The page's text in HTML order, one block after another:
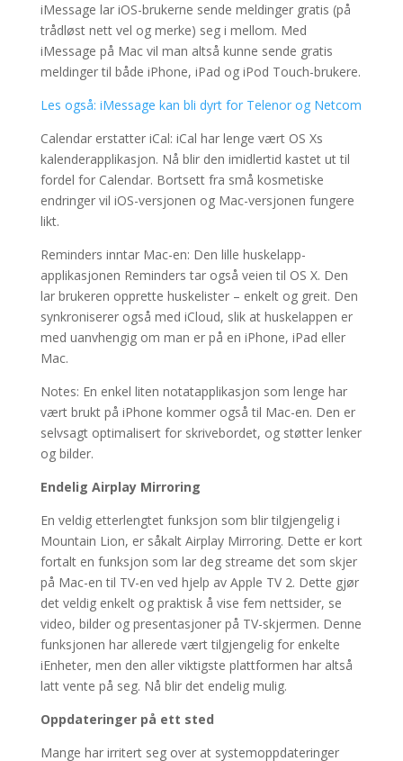
iMessage lar iOS-brukerne sende meldinger gratis (på
trådløst nett vel og merke) seg i mellom. Med
iMessage på Mac vil man altså kunne sende gratis
meldinger til både iPhone, iPad og iPod Touch-brukere.
Les også: iMessage kan bli dyrt for Telenor og Netcom
Calendar erstatter iCal: iCal har lenge vært OS Xs
kalenderapplikasjon. Nå blir den imidlertid kastet ut til
fordel for Calendar. Bortsett fra små kosmetiske
endringer vil iOS-versjonen og Mac-versjonen fungere
likt.
Reminders inntar Mac-en: Den lille huskelapp-
applikasjonen Reminders tar også veien til OS X. Den
lar brukeren opprette huskelister – enkelt og greit. Den
synkroniserer også med iCloud, slik at huskelappen er
med uanvhengig om man er på en iPhone, iPad eller
Mac.
Notes: En enkel liten notatapplikasjon som lenge har
vært brukt på iPhone kommer også til Mac-en. Den er
selvsagt optimalisert for skrivebordet, og støtter lenker
og bilder.
Endelig Airplay Mirroring
En veldig etterlengtet funksjon som blir tilgjengelig i
Mountain Lion, er såkalt Airplay Mirroring. Dette er kort
fortalt en funksjon som lar deg streame det som skjer
på Mac-en til TV-en ved hjelp av Apple TV 2. Dette gjør
det veldig enkelt og praktisk å vise fem nettsider, se
video, bilder og presentasjoner på TV-skjermen. Denne
funksjonen har allerede vært tilgjengelig for enkelte
iEnheter, men den aller viktigste plattformen har altså
latt vente på seg. Nå blir det endelig mulig.
Oppdateringer på ett sted
Mange har irritert seg over at systemoppdateringer